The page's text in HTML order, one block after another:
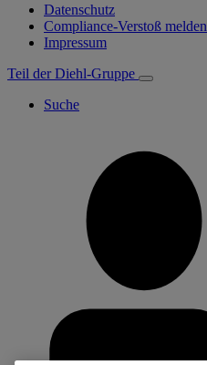
Datenschutz
Compliance-Verstoß melden
Impressum
Teil der Diehl-Gruppe
Suche